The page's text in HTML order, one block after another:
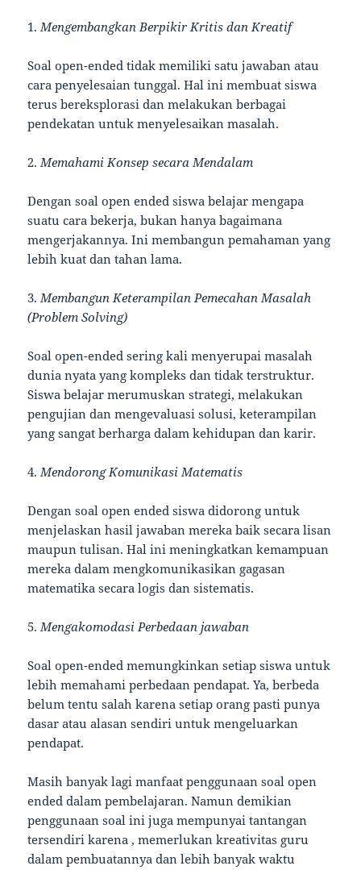
1. Mengembangkan Berpikir Kritis dan Kreatif
Soal open-ended tidak memiliki satu jawaban atau
cara penyelesaian tunggal. Hal ini membuat siswa
terus bereksplorasi dan melakukan berbagai
pendekatan untuk menyelesaikan masalah.
2. Memahami Konsep secara Mendalam
Dengan soal open ended siswa belajar mengapa
suatu cara bekerja, bukan hanya bagaimana
mengerjakannya. Ini membangun pemahaman yang
lebih kuat dan tahan lama.
3. Membangun Keterampilan Pemecahan Masalah
(Problem Solving)
Soal open-ended sering kali menyerupai masalah
dunia nyata yang kompleks dan tidak terstruktur.
Siswa belajar merumuskan strategi, melakukan
pengujian dan mengevaluasi solusi, keterampilan
yang sangat berharga dalam kehidupan dan karir.
4. Mendorong Komunikasi Matematis
Dengan soal open ended siswa didorong untuk
menjelaskan hasil jawaban mereka baik secara lisan
maupun tulisan. Hal ini meningkatkan kemampuan
mereka dalam mengkomunikasikan gagasan
matematika secara logis dan sistematis.
5. Mengakomodasi Perbedaan jawaban
Soal open-ended memungkinkan setiap siswa untuk
lebih memahami perbedaan pendapat. Ya, berbeda
belum tentu salah karena setiap orang pasti punya
dasar atau alasan sendiri untuk mengeluarkan
pendapat.
Masih banyak lagi manfaat penggunaan soal open
ended dalam pembelajaran. Namun demikian
penggunaan soal ini juga mempunyai tantangan
tersendiri karena , memerlukan kreativitas guru
dalam pembuatannya dan lebih banyak waktu